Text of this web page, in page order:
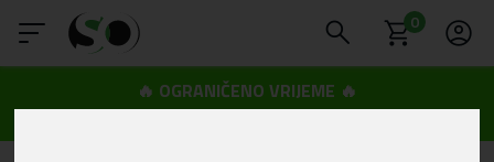
0
🔥 OGRANIČENO VRIJEME 🔥
Dostava u BOXNOW paketomate samo 0,99€😍